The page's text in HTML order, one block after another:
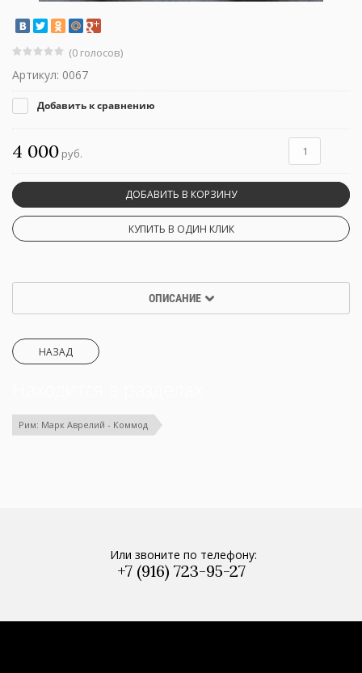
(0 голосов)
Артикул: 0067
Добавить к сравнению
4 000 руб.
ДОБАВИТЬ В КОРЗИНУ
КУПИТЬ В ОДИН КЛИК
ОПИСАНИЕ
НАЗАД
Рим: Марк Аврелий - Коммод
Или звоните по телефону:
+7 (916) 723-95-27